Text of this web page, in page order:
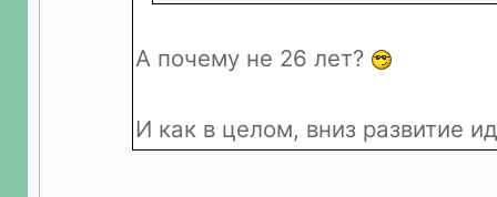
А почему не 26 лет?
И как в целом, вниз развитие